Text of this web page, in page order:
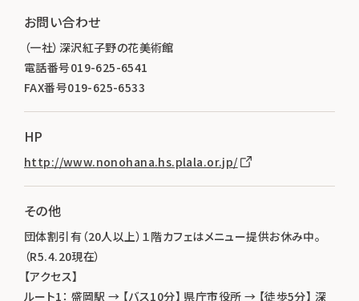
お問い合わせ
（一社）深沢紅子野の花美術館
電話番号019-625-6541
FAX番号019-625-6533
HP
http://www.nonohana.hs.plala.or.jp/
その他
団体割引有（20人以上）１階カフェはメニュー提供お休み中。
（R5.4.20現在）
【アクセス】
ルート1： 盛岡駅 → 【バス10分】 県庁市役所 → 【徒歩5分】 深